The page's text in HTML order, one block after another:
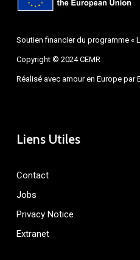
Soutien financier du programme «
Copyright © 2024 CEMR
Réalisé avec amour en Europe par
Liens Utiles
Contact
Jobs
Privacy Notice
Extranet